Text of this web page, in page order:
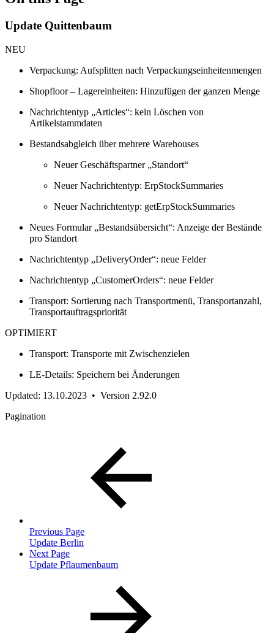
Update Quittenbaum
NEU
Verpackung: Aufsplitten nach Verpackungseinheitenmengen
Shopfloor – Lagereinheiten: Hinzufügen der ganzen Menge
Nachrichtentyp „Articles“: kein Löschen von
Artikelstammdaten
Bestandsabgleich über mehrere Warehouses
Neuer Geschäftspartner „Standort“
Neuer Nachrichtentyp: ErpStockSummaries
Neuer Nachrichtentyp: getErpStockSummaries
Neues Formular „Bestandsübersicht“: Anzeige der Bestände
pro Standort
Nachrichtentyp „DeliveryOrder“: neue Felder
Nachrichtentyp „CustomerOrders“: neue Felder
Transport: Sortierung nach Transportmenü, Transportanzahl,
Transportauftragspriorität
OPTIMIERT
Transport: Transporte mit Zwischenzielen
LE-Details: Speichern bei Änderungen
Updated: 13.10.2023 • Version 2.92.0
Pagination
Previous Page
Update Berlin
Next Page
Update Pflaumenbaum